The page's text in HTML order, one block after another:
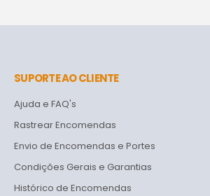
SUPORTE AO CLIENTE
Ajuda e FAQ's
Rastrear Encomendas
Envio de Encomendas e Portes
Condições Gerais e Garantias
Histórico de Encomendas